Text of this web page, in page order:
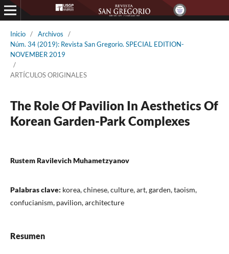
Inicio / Archivos
/
Núm. 34 (2019): Revista San Gregorio. SPECIAL EDITION-
NOVEMBER 2019
/
ARTÍCULOS ORIGINALES
The Role Of Pavilion In Aesthetics Of
Korean Garden-Park Complexes
Rustem Ravilevich Muhametzyanov
Palabras clave: korea, chinese, culture, art, garden, taoism,
confucianism, pavilion, architecture
Resumen